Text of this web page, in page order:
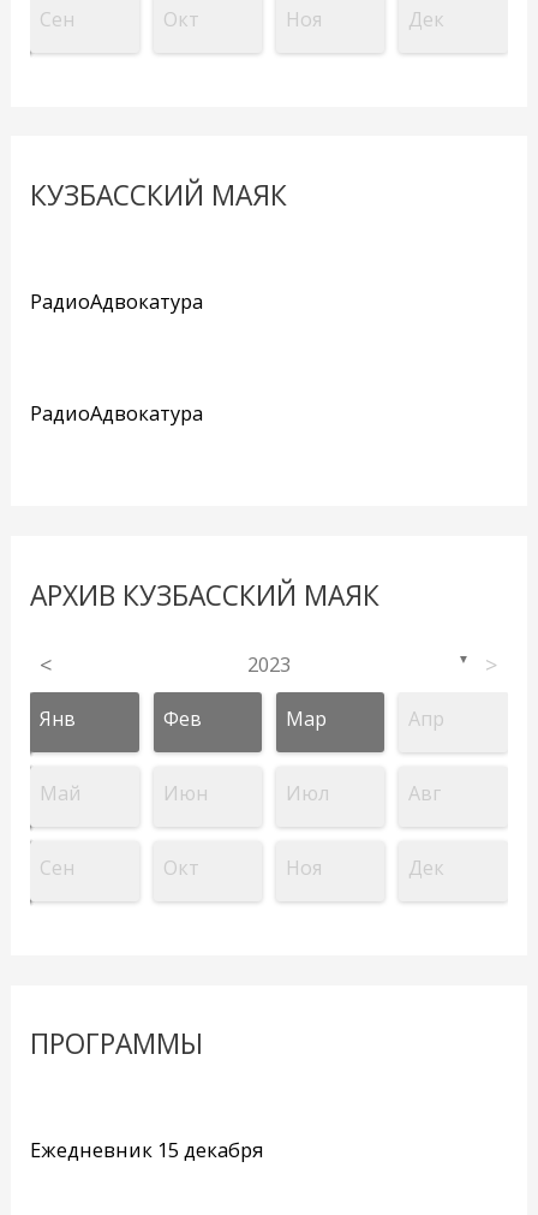
Сен Окт Ноя Дек
КУЗБАССКИЙ МАЯК
РадиоАдвокатура
РадиоАдвокатура
АРХИВ КУЗБАССКИЙ МАЯК
< 2023 ▼ >
Янв Фев Мар Апр
Май Июн Июл Авг
Сен Окт Ноя Дек
ПРОГРАММЫ
Ежедневник 15 декабря